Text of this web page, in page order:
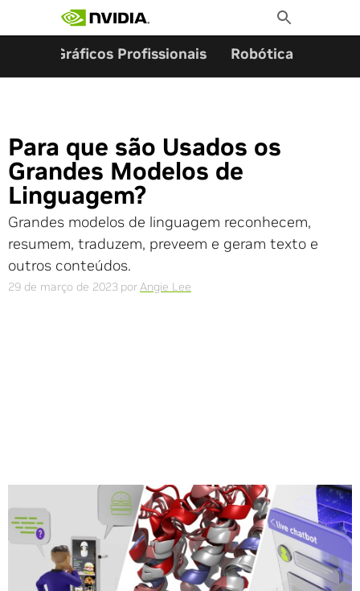
Toggle
Search
Gráficos Profissionais Robótica
Para que são Usados os
Grandes Modelos de
Linguagem?
Grandes modelos de linguagem reconhecem,
resumem, traduzem, preveem e geram texto e
outros conteúdos.
29 de março de 2023 por Angie Lee